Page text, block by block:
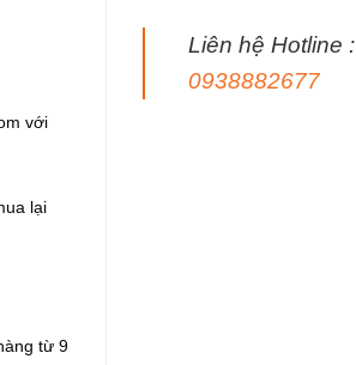
với
lại
từ 9
Liên hệ Hotline :
0938882677